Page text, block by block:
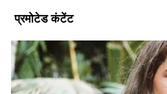
बजरंग पुनिया ने दिया